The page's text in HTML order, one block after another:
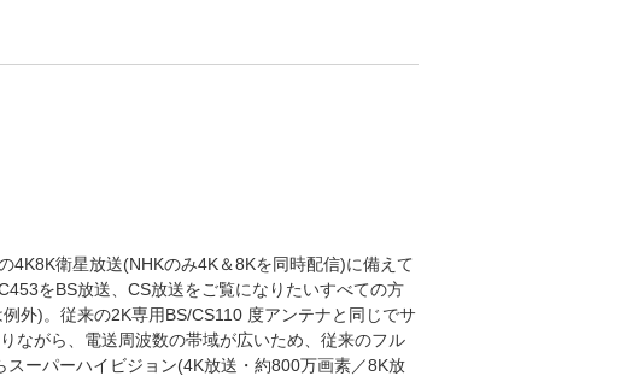
4K8K衛星放送(NHKのみ4K＆8Kを同時配信)に備えて
をBS放送、CS放送をご覧になりたいすべての方
外)。従来の2K専用BS/CS110 度アンテナと同じでサ
ながら、電送周波数の帯域が広いため、従来のフル
ーパーハイビジョン(4K放送・約800万画素／8K放